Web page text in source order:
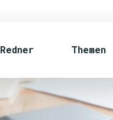
Redner Themen